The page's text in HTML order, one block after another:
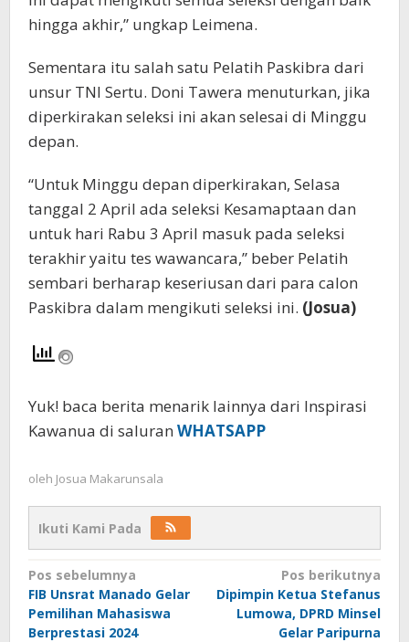
hingga akhir,” ungkap Leimena.
Sementara itu salah satu Pelatih Paskibra dari
unsur TNI Sertu. Doni Tawera menuturkan, jika
diperkirakan seleksi ini akan selesai di Minggu
depan.
“Untuk Minggu depan diperkirakan, Selasa
tanggal 2 April ada seleksi Kesamaptaan dan
untuk hari Rabu 3 April masuk pada seleksi
terakhir yaitu tes wawancara,” beber Pelatih
sembari berharap keseriusan dari para calon
Paskibra dalam mengikuti seleksi ini. (Josua)
Yuk! baca berita menarik lainnya dari Inspirasi
Kawanua di saluran WHATSAPP
oleh Josua Makarunsala
Ikuti Kami Pada
Navigasi
pos
Pos sebelumnya
FIB Unsrat Manado Gelar
Pemilihan Mahasiswa
Berprestasi 2024
Pos berikutnya
Dipimpin Ketua Stefanus
Lumowa, DPRD Minsel
Gelar Paripurna